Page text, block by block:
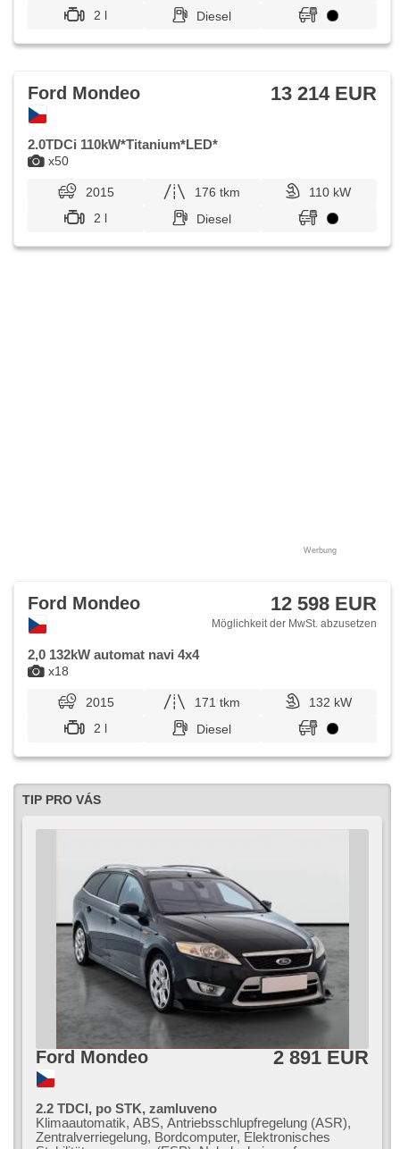
2 l
Diesel
x50
Ford Mondeo 13 214 EUR
2.0TDCi 110kW*Titanium*LED*
2015 176 tkm
110 kW
2 l
Diesel
Werbung
x18
Ford Mondeo 12 598 EUR
Möglichkeit der MwSt. abzusetzen
2,0 132kW automat navi 4x4
2015 171 tkm
132 kW
2 l
Diesel
TIP PRO VÁS
Ford Mondeo 2 891 EUR
2.2 TDCI, po STK, zamluveno
Klimaautomatik, ABS, Antriebsschlupfregelung (ASR),
Zentralverriegelung, Bordcomputer, Elektronisches